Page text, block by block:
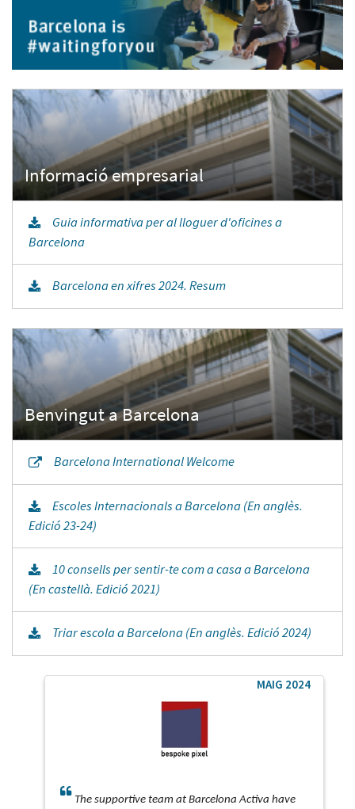
Guia informativa per al lloguer d'oficines a
Barcelona
Barcelona en xifres 2024. Resum
Barcelona International Welcome
Escoles Internacionals a Barcelona (En anglès.
Edició 23-24)
10 consells per sentir-te com a casa a Barcelona
(En castellà. Edició 2021)
Triar escola a Barcelona (En anglès. Edició 2024)
MAIG 2024
The supportive team at Barcelona Activa have